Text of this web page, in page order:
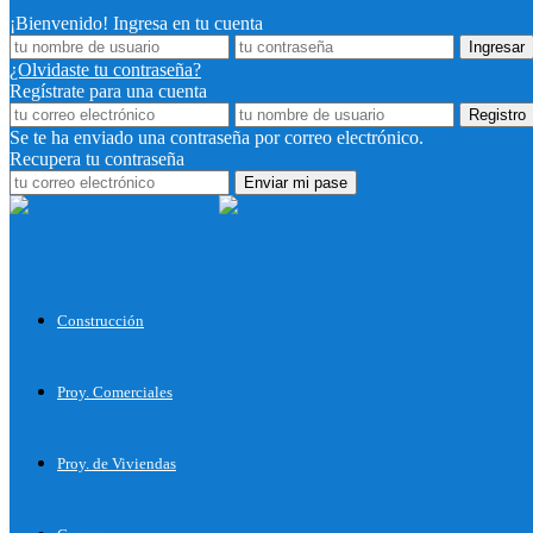
¡Bienvenido! Ingresa en tu cuenta
¿Olvidaste tu contraseña?
Regístrate para una cuenta
Se te ha enviado una contraseña por correo electrónico.
Recupera tu contraseña
Construcción
Proy. Comerciales
Proy. de Viviendas